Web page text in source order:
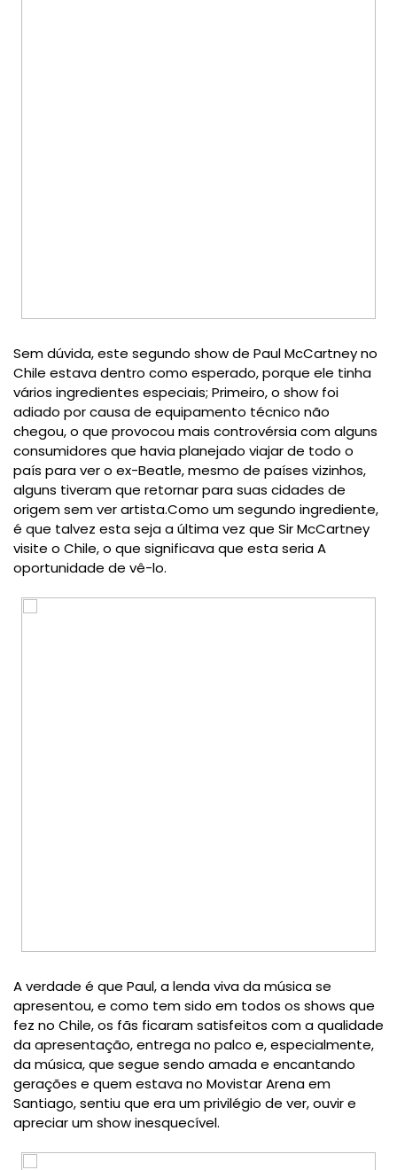
Sem dúvida, este segundo show de Paul McCartney no
Chile estava dentro como esperado, porque ele tinha
vários ingredientes especiais; Primeiro, o show foi
adiado por causa de equipamento técnico não
chegou, o que provocou mais controvérsia com alguns
consumidores que havia planejado viajar de todo o
país para ver o ex-Beatle, mesmo de países vizinhos,
alguns tiveram que retornar para suas cidades de
origem sem ver artista.Como um segundo ingrediente,
é que talvez esta seja a última vez que Sir McCartney
visite o Chile, o que significava que esta seria A
oportunidade de vê-lo.
A verdade é que Paul, a lenda viva da música se
apresentou, e como tem sido em todos os shows que
fez no Chile, os fãs ficaram satisfeitos com a qualidade
da apresentação, entrega no palco e, especialmente,
da música, que segue sendo amada e encantando
gerações e quem estava no Movistar Arena em
Santiago, sentiu que era um privilégio de ver, ouvir e
apreciar um show inesquecível.